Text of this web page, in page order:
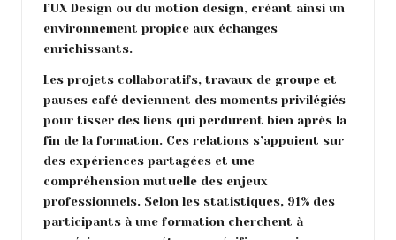
l’UX Design ou du motion design, créant ainsi un
environnement propice aux échanges
enrichissants.
Les projets collaboratifs, travaux de groupe et
pauses café deviennent des moments privilégiés
pour tisser des liens qui perdurent bien après la
fin de la formation. Ces relations s’appuient sur
des expériences partagées et une
compréhension mutuelle des enjeux
professionnels. Selon les statistiques, 91% des
participants à une formation cherchent à